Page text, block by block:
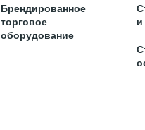
Брендированное
торговое
оборудование